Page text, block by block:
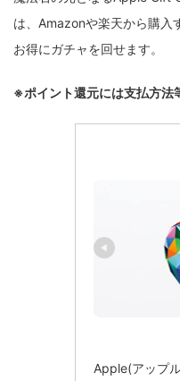
は、Amazonや楽天から購入
お得にガチャを回せます。
※ポイント還元には支払方法
Apple(アップ